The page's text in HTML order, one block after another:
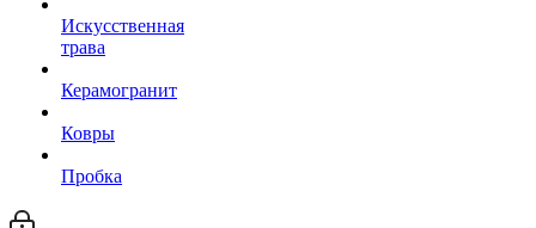
Искусственная
трава
Керамогранит
Ковры
Пробка